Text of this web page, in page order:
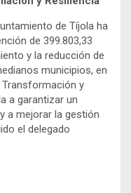
de Tíjola ha
de 399.803,33
y la reducción de
municipios, en
Transformación y
a garantizar un
a mejorar la gestión
el delegado